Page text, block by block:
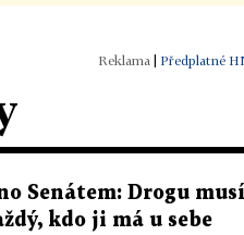
Předplatné
Senátem: Drogu
kdo ji má u sebe